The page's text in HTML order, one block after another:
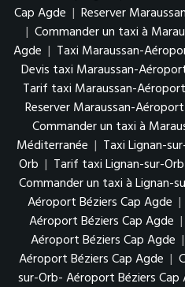
Cap Agde | Reserver
| Commander un taxi à
Agde | Taxi Maraussan-
Devis taxi Maraussan-
Tarif taxi Maraussan-
Reserver Maraussan-
Commander un taxi à
Méditerranée | Taxi Lignan-
Orb | Tarif taxi Lignan-sur-Orb
Commander un taxi à Lignan-
Aéroport Béziers Cap Agde |
Aéroport Béziers Cap Agde |
Aéroport Béziers Cap Agde |
Aéroport Béziers Cap Agde |
sur-Orb- Aéroport Béziers Cap